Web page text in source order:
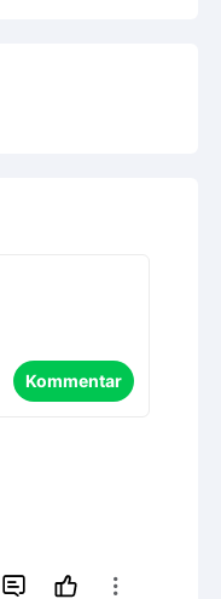
Kommentar
 